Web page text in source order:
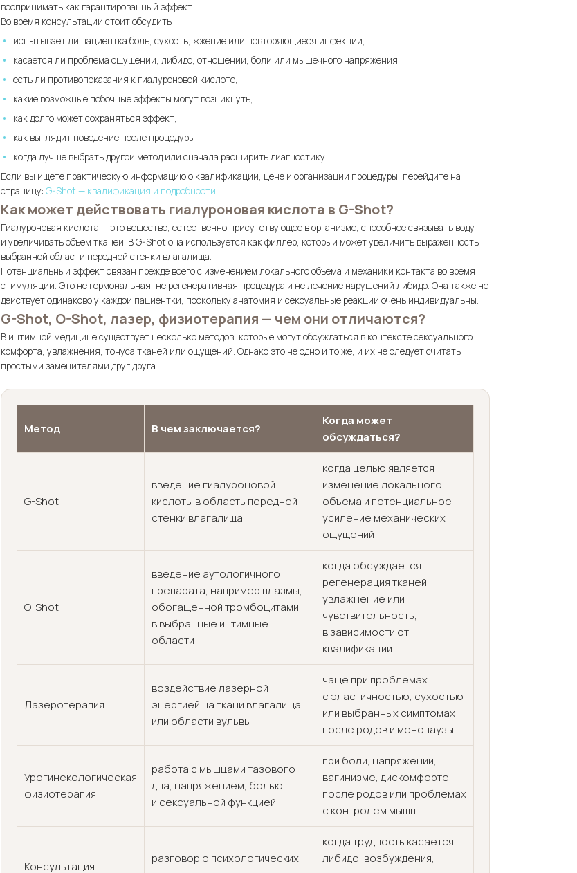
воспринимать как гарантированный эффект.
Во время консультации стоит обсудить:
испытывает ли пациентка боль, сухость, жжение или повторяющиеся инфекции,
касается ли проблема ощущений, либидо, отношений, боли или мышечного напряжения,
есть ли противопоказания к гиалуроновой кислоте,
какие возможные побочные эффекты могут возникнуть,
как долго может сохраняться эффект,
как выглядит поведение после процедуры,
когда лучше выбрать другой метод или сначала расширить диагностику.
Если вы ищете практическую информацию о квалификации, цене и организации процедуры, перейдите на
страницу: G-Shot — квалификация и подробности.
Как может действовать гиалуроновая кислота в G-Shot?
Гиалуроновая кислота — это вещество, естественно присутствующее в организме, способное связывать воду
и увеличивать объем тканей. В G-Shot она используется как филлер, который может увеличить выраженность
выбранной области передней стенки влагалища.
Потенциальный эффект связан прежде всего с изменением локального объема и механики контакта во время
стимуляции. Это не гормональная, не регенеративная процедура и не лечение нарушений либидо. Она также не
действует одинаково у каждой пациентки, поскольку анатомия и сексуальные реакции очень индивидуальны.
G-Shot, O-Shot, лазер, физиотерапия — чем они отличаются?
В интимной медицине существует несколько методов, которые могут обсуждаться в контексте сексуального
комфорта, увлажнения, тонуса тканей или ощущений. Однако это не одно и то же, и их не следует считать
простыми заменителями друг друга.
Метод В чем заключается?
Когда может
обсуждаться?
G-Shot
введение гиалуроновой
кислоты в область передней
стенки влагалища
когда целью является
изменение локального
объема и потенциальное
усиление механических
ощущений
O-Shot
введение аутологичного
препарата, например плазмы,
обогащенной тромбоцитами,
в выбранные интимные
области
когда обсуждается
регенерация тканей,
увлажнение или
чувствительность,
в зависимости от
квалификации
Лазеротерапия
воздействие лазерной
энергией на ткани влагалища
или области вульвы
чаще при проблемах
с эластичностью, сухостью
или выбранных симптомах
после родов и менопаузы
Урогинекологическая
физиотерапия
работа с мышцами тазового
дна, напряжением, болью
и сексуальной функцией
при боли, напряжении,
вагинизме, дискомфорте
после родов или проблемах
с контролем мышц
Консультация
разговор о психологических,
когда трудность касается
либидо, возбуждения,